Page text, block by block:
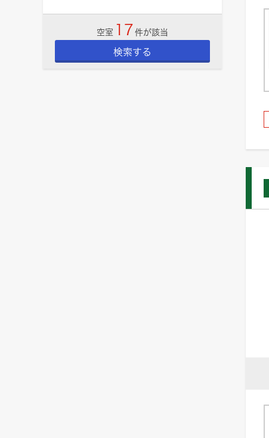
空室 17 件が該当
検索する